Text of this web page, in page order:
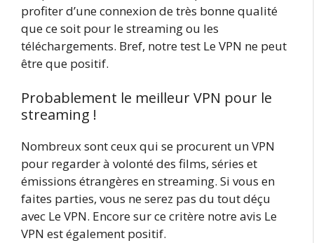
profiter d’une connexion de très bonne qualité
que ce soit pour le streaming ou les
téléchargements. Bref, notre test Le VPN ne peut
être que positif.
Probablement le meilleur VPN pour le
streaming !
Nombreux sont ceux qui se procurent un VPN
pour regarder à volonté des films, séries et
émissions étrangères en streaming. Si vous en
faites parties, vous ne serez pas du tout déçu
avec Le VPN. Encore sur ce critère notre avis Le
VPN est également positif.